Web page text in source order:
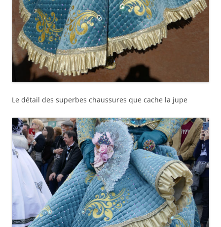
Le détail des superbes chaussures que cache la jupe